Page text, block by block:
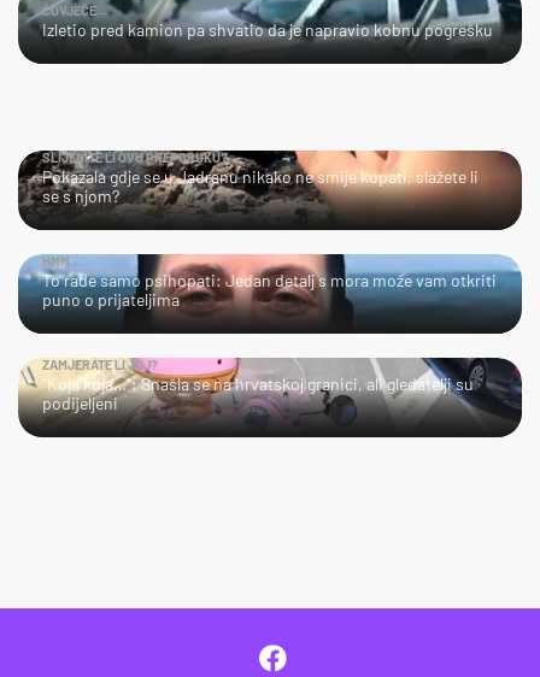
ČOVJEČE...
Izletio pred kamion pa shvatio da je napravio kobnu pogrešku
SLIJEDITE LI OVU PREPORUKU?
Pokazala gdje se u Jadranu nikako ne smije kupati, slažete li
se s njom?
HMM…
To rade samo psihopati: Jedan detalj s mora može vam otkriti
puno o prijateljima
ZAMJERATE LI JOJ?
"Koja kuja…": Snašla se na hrvatskoj granici, ali gledatelji su
podijeljeni